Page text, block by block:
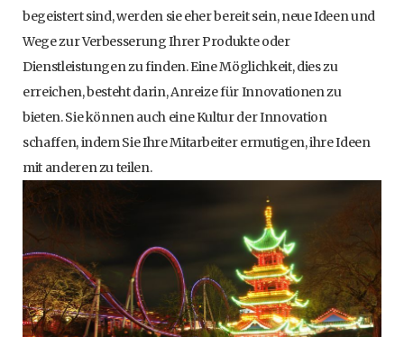
begeistert sind, werden sie eher bereit sein, neue Ideen und
Wege zur Verbesserung Ihrer Produkte oder
Dienstleistungen zu finden. Eine Möglichkeit, dies zu
erreichen, besteht darin, Anreize für Innovationen zu
bieten. Sie können auch eine Kultur der Innovation
schaffen, indem Sie Ihre Mitarbeiter ermutigen, ihre Ideen
mit anderen zu teilen.